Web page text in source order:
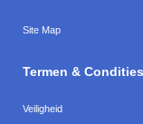
Site Map
Termen & Condities
Veiligheid